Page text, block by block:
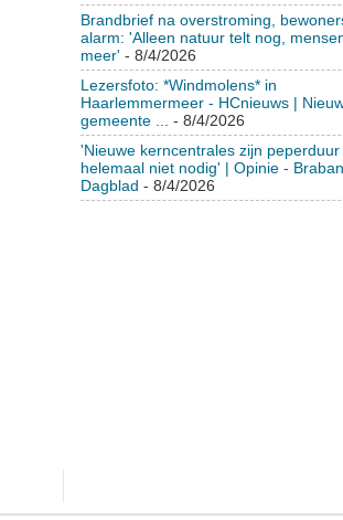
Brandbrief na overstroming,
alarm: 'Alleen natuur telt nog,
meer' - 8/4/2026
Lezersfoto: *Windmolens* in
Haarlemmermeer - HCnieuws |
gemeente ...
- 8/4/2026
'Nieuwe kerncentrales zijn peperduur
helemaal niet nodig' | Opinie -
Dagblad - 8/4/2026